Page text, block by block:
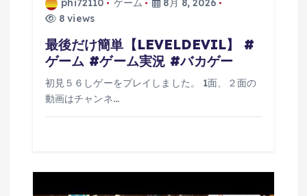
phi72110 ゲーム
8月 8, 2026
8 views
最後だけ簡単【LEVELDEVIL】 #
ゲーム #ゲーム実況 #バカゲー
初見５６しゲーをプレイしました。 1面、２面の
動画はチャンネ…